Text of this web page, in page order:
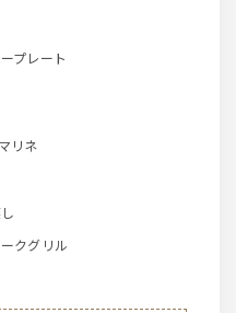
プレート
リネ
クグリル